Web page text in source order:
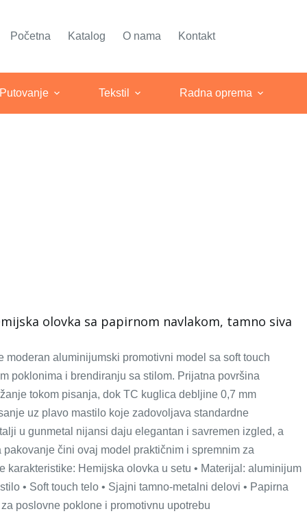
Početna Katalog O nama Kontakt
Tekstil Radna oprema
olovka sa papirnom navlakom, tamno siva
moderan aluminijumski promotivni model sa soft touch
poklonima i brendiranju sa stilom. Prijatna površina
tokom pisanja, dok TC kuglica debljine 0,7 mm
uz plavo mastilo koje zadovoljava standardne
u gunmetal nijansi daju elegantan i savremen izgled, a
čini ovaj model praktičnim i spremnim za
karakteristike: Hemijska olovka u setu • Materijal: aluminijum
• Soft touch telo • Sjajni tamno-metalni delovi • Papirna
poslovne poklone i promotivnu upotrebu